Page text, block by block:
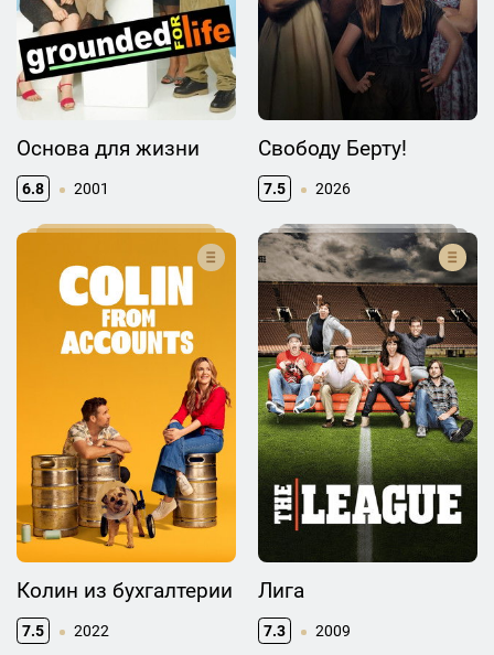
Основа для жизни
6.8 2001
Свободу Берту!
7.5 2026
Колин из бухгалтерии
7.5 2022
Лига
7.3 2009